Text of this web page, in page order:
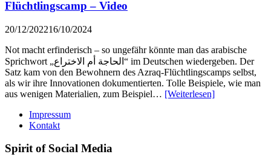
Flüchtlingscamp – Video
20/12/202216/10/2024
Not macht erfinderisch – so ungefähr könnte man das arabische
Sprichwort „الحاجة أم الاختراع“ im Deutschen wiedergeben. Der
Satz kam von den Bewohnern des Azraq-Flüchtlingscamps selbst,
als wir ihre Innovationen dokumentierten. Tolle Beispiele, wie man
aus wenigen Materialien, zum Beispiel… [Weiterlesen]
Impressum
Kontakt
Spirit of Social Media